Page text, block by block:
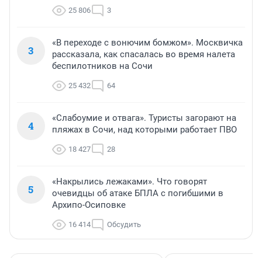
25 806 3
3
«В переходе с вонючим бомжом». Москвичка
рассказала, как спасалась во время налета
беспилотников на Сочи
25 432 64
4
«Слабоумие и отвага». Туристы загорают на
пляжах в Сочи, над которыми работает ПВО
18 427 28
5
«Накрылись лежаками». Что говорят
очевидцы об атаке БПЛА с погибшими в
Архипо-Осиповке
16 414 Обсудить